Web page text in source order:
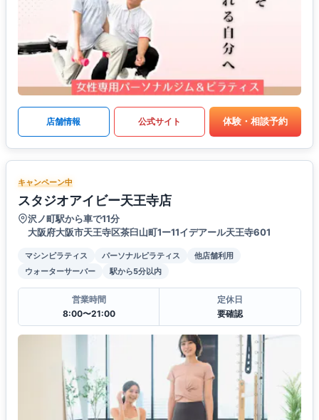
店舗情報 公式サイト 体験・相談予約
キャンペーン中
スタジオアイビー天王寺店
沢ノ町駅から車で11分
大阪府大阪市天王寺区茶臼山町1ー11イデアール天王寺601
マシンピラティス パーソナルピラティス
他店舗利用
ウォーターサーバー
駅から5分以内
営業時間
8:00〜21:00
定休日
要確認